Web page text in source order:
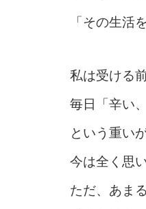
「その生活
私は受ける
毎日「辛い
という重い
今は全く思
ただ、あま